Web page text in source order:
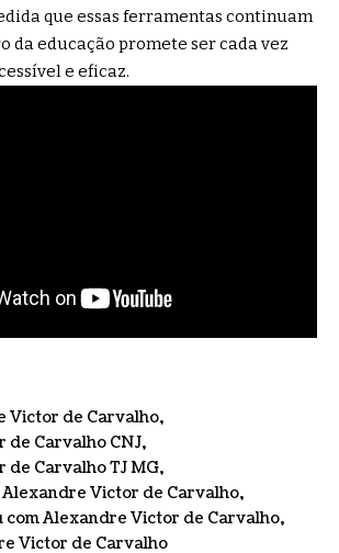
que essas ferramentas continuam
da educação promete ser cada vez
e eficaz.
Victor de Carvalho
Carvalho CNJ
Carvalho TJ MG
Victor de Carvalho
com Alexandre Victor de Carvalho
Victor de Carvalho